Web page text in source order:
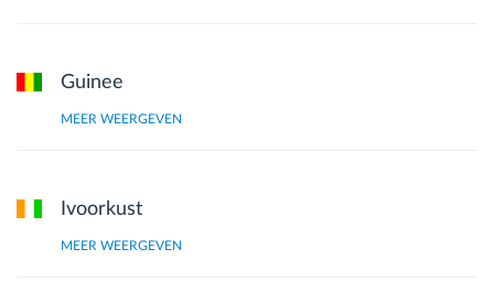
Guinee
MEER WEERGEVEN
Ivoorkust
MEER WEERGEVEN